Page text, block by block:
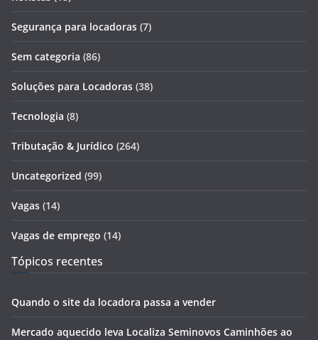
Segurança para locadoras (7)
Sem categoria (86)
Soluções para Locadoras (38)
Tecnologia (8)
Tributação & Jurídico (264)
Uncategorized (99)
Vagas (14)
Vagas de emprego (14)
Tópicos recentes
Quando o site da locadora passa a vender
Mercado aquecido leva Localiza Seminovos Caminhões ao